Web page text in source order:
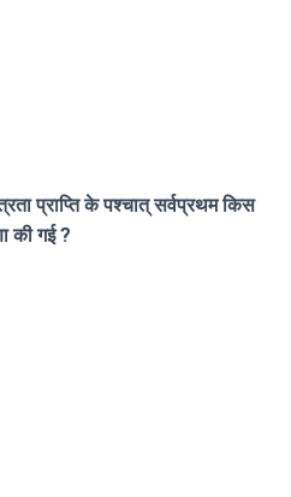
प्राप्ति के पश्चात् सर्वप्रथम किस
की गई ?